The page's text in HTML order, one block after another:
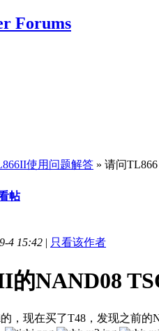
使用问题解答 » 请问
帖
4 15:42 | 只看该作者
的NAND08
，现在买了T48，发现之前